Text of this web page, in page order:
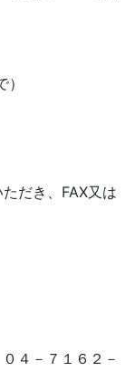
だき、FAX又は
４－７１６２－